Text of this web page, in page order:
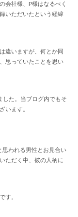
会社様、P様はなるべく
いただいたという経緯
違いますが、何とか同
思っていたことを思い
した。当ブログ内でもそ
います。
思われる男性とお見合い
ただく中、彼の人柄に
す。